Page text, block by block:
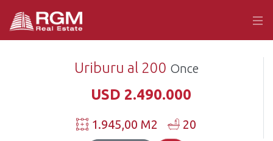
Uriburu al 200 Once
USD 2.490.000
1.945,00 M2 20